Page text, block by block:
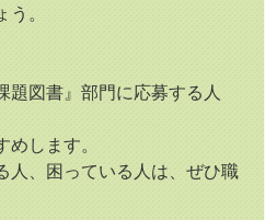
。
図書』部門に応募する人
します。
人、困っている人は、ぜひ職